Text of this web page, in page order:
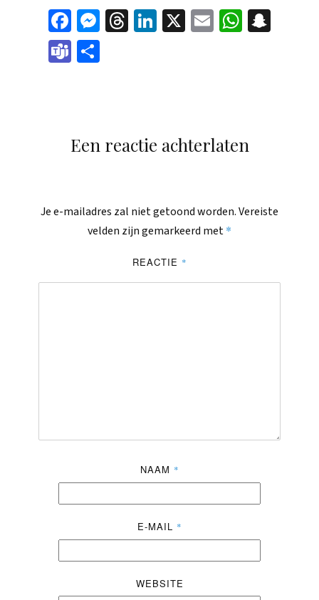
Face
boo
Mes
Thr
Link
Ema
Wha
Tea
Een reactie achterlaten
Je e-mailadres zal niet getoond worden.Vereiste
velden zijn gemarkeerd met*
REACTIE *
NAAM *
E-MAIL *
WEBSITE